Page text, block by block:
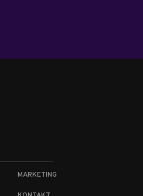
MARKETING